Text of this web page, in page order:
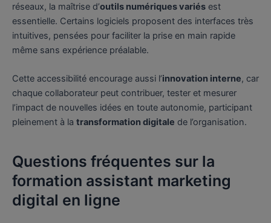
réseaux, la maîtrise d’outils numériques variés est
essentielle. Certains logiciels proposent des interfaces très
intuitives, pensées pour faciliter la prise en main rapide
même sans expérience préalable.
Cette accessibilité encourage aussi l’innovation interne, car
chaque collaborateur peut contribuer, tester et mesurer
l’impact de nouvelles idées en toute autonomie, participant
pleinement à la transformation digitale de l’organisation.
Questions fréquentes sur la
formation assistant marketing
digital en ligne